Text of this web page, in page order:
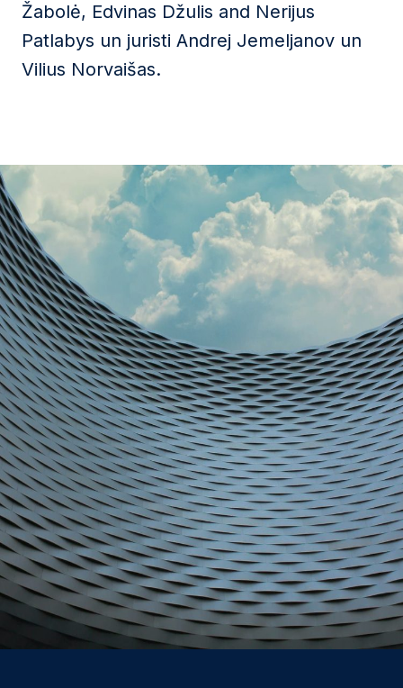
Žabolė, Edvinas Džulis and Nerijus
Patlabys un juristi Andrej Jemeljanov un
Vilius Norvaišas.